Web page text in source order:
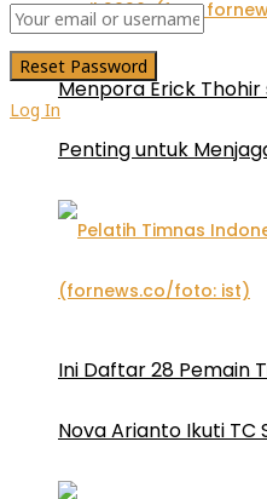
Menpora Erick
Penting untuk
Ini Daftar 28 Pemain
Nova Arianto Ikuti TC
Log In